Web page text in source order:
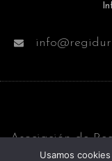
Asociación de
Usamos